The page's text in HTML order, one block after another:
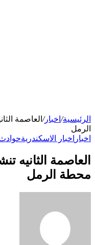
الرئيسية/ اخبار/ العاصمة
الرمل
اخبار اخبار الاسكندرية
العاصمة الثانيه
محطة الرمل